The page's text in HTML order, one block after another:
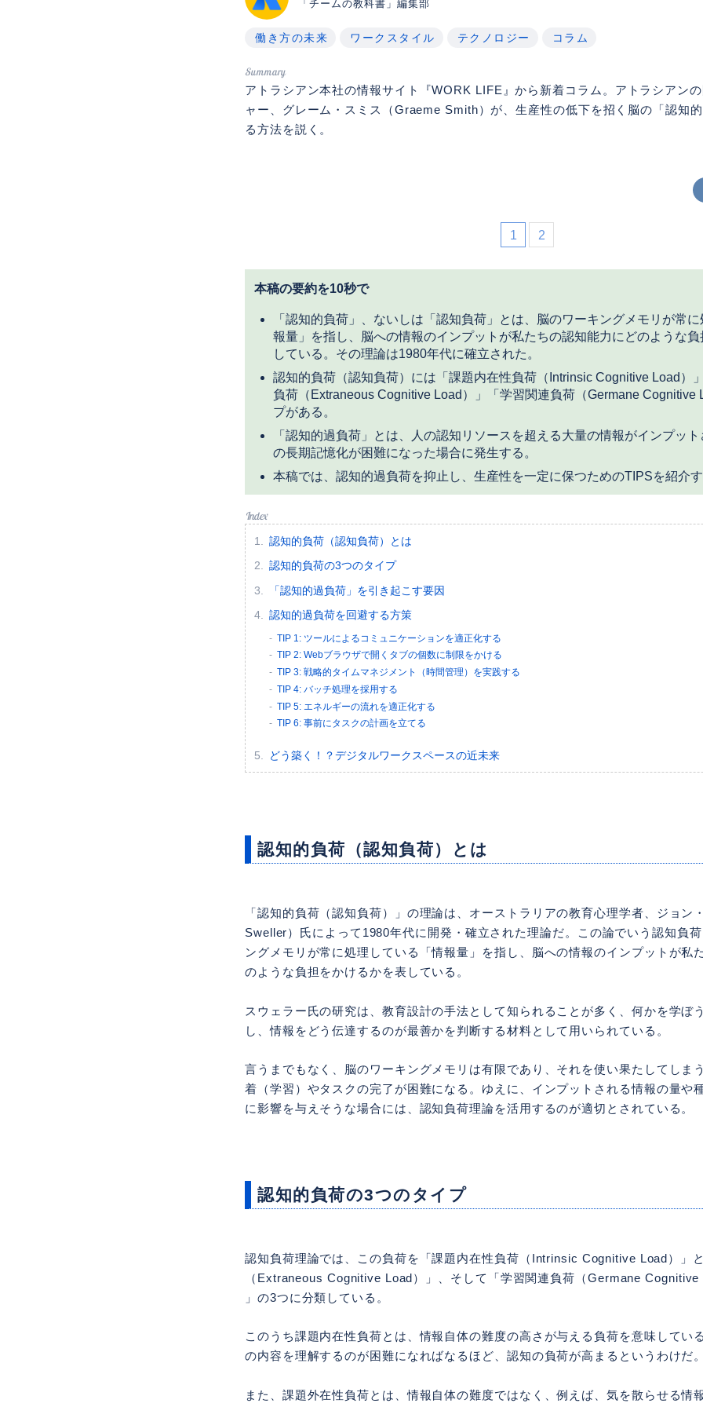
「チームの教科書」編集部
働き方の未来 ワークスタイル テクノロジー コラム
アトラシアン本社の情報サイト『WORK LIFE』から新着コラム。アトラシアン
ャー、グレーム・スミス（Graeme Smith）が、生産性の低下を招く脳の「認知
る方法を説く。
1 2
本稿の要約を10秒で
「認知的負荷」、ないしは「認知負荷」とは、脳のワーキングメモリが常
報量」を指し、脳への情報のインプットが私たちの認知能力にどのような
している。その理論は1980年代に確立された。
認知的負荷（認知負荷）には「課題内在性負荷（Intrinsic Cognitive Load）
負荷（Extraneous Cognitive Load）」「学習関連負荷（Germane Cognitive
プがある。
「認知的過負荷」とは、人の認知リソースを超える大量の情報がインプッ
の長期記憶化が困難になった場合に発生する。
本稿では、認知的過負荷を抑止し、生産性を一定に保つためのTIPSを紹介
認知的負荷（認知負荷）とは
認知的負荷の3つのタイプ
「認知的過負荷」を引き起こす要因
認知的過負荷を回避する方策
TIP 1: ツールによるコミュニケーションを適正化する
TIP 2: Webブラウザで開くタブの個数に制限をかける
TIP 3: 戦略的タイムマネジメント（時間管理）を実践する
TIP 4: バッチ処理を採用する
TIP 5: エネルギーの流れを適正化する
TIP 6: 事前にタスクの計画を立てる
どう築く！？デジタルワークスペースの近未来
認知的負荷（認知負荷）とは
「認知的負荷（認知負荷）」の理論は、オーストラリアの教育心理学者、ジョン
Sweller）氏によって1980年代に開発・確立された理論だ。この論でいう認知負
ングメモリが常に処理している「情報量」を指し、脳への情報のインプットが私
のような負担をかけるかを表している。
スウェラー氏の研究は、教育設計の手法として知られることが多く、何かを学ぼ
し、情報をどう伝達するのが最善かを判断する材料として用いられている。
言うまでもなく、脳のワーキングメモリは有限であり、それを使い果たしてしま
着（学習）やタスクの完了が困難になる。ゆえに、インプットされる情報の量や
に影響を与えそうな場合には、認知負荷理論を活用するのが適切とされている。
認知的負荷の3つのタイプ
認知負荷理論では、この負荷を「課題内在性負荷（Intrinsic Cognitive Load）」
（Extraneous Cognitive Load）」、そして「学習関連負荷（Germane Cognitive
」の3つに分類している。
このうち課題内在性負荷とは、情報自体の難度の高さが与える負荷を意味してい
の内容を理解するのが困難になればなるほど、認知の負荷が高まるというわけだ
また、課題外在性負荷とは、情報自体の難度ではなく、例えば、気を散らせる情